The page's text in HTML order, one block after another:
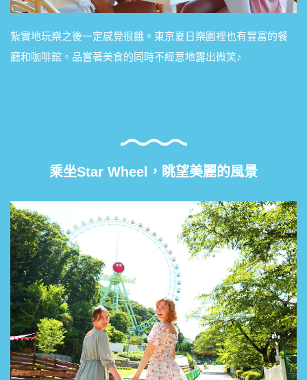
紮實地玩樂之後一定感覺很餓。東京夏日樂園裡也有豐富的餐
廳和咖啡館。品嘗著美食的同時不經意地露出微笑♪
乘坐Star Wheel，眺望美麗的風景